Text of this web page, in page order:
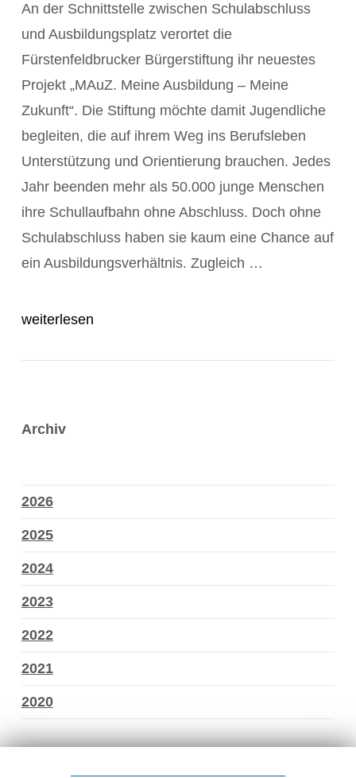
POST ANZEIGEN
An der Schnittstelle zwischen Schulabschluss
und Ausbildungsplatz verortet die
Fürstenfeldbrucker Bürgerstiftung ihr neuestes
Projekt „MAuZ. Meine Ausbildung – Meine
Zukunft“. Die Stiftung möchte damit Jugendliche
begleiten, die auf ihrem Weg ins Berufsleben
Unterstützung und Orientierung brauchen. Jedes
Jahr beenden mehr als 50.000 junge Menschen
ihre Schullaufbahn ohne Abschluss. Doch ohne
Schulabschluss haben sie kaum eine Chance auf
ein Ausbildungsverhältnis. Zugleich …
weiterlesen
Archiv
2026
2025
2024
2023
2022
2021
2020